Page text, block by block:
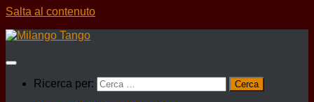
Salta al contenuto
Ricerca per: